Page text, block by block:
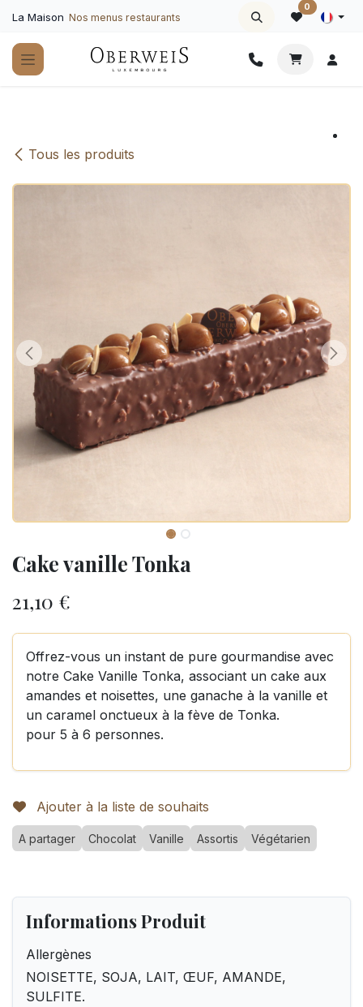
La Maison Nos menus restaurants
0
Tous les produits
Cake vanille Tonka
21,10 €
Offrez-vous un instant de pure gourmandise avec
notre Cake Vanille Tonka, associant un cake aux
amandes et noisettes, une ganache à la vanille et
un caramel onctueux à la fève de Tonka.
pour 5 à 6 personnes.
Ajouter à la liste de souhaits
A partager Chocolat Vanille Assortis Végétarien
Informations Produit
Allergènes
NOISETTE, SOJA, LAIT, ŒUF, AMANDE,
SULFITE.